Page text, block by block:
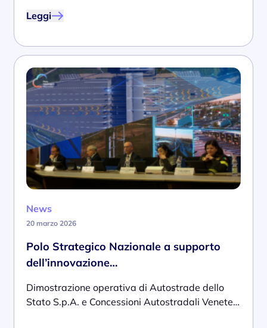
Leggi
News
20 marzo 2026
Polo Strategico Nazionale a supporto
dell’innovazione…
Dimostrazione operativa di Autostrade dello
Stato S.p.A. e Concessioni Autostradali Venete…